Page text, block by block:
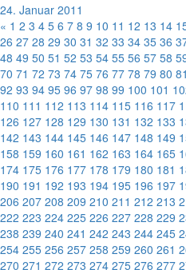
24. Januar 2011
« 1 2 3 4 5 6 7 8 9 10 11 12 13 14
26 27 28 29 30 31 32 33 34 35 36
48 49 50 51 52 53 54 55 56 57 58
70 71 72 73 74 75 76 77 78 79 80 81
92 93 94 95 96 97 98 99 100 101
110 111 112 113 114 115 116 117
126 127 128 129 130 131 132 133
142 143 144 145 146 147 148 149
158 159 160 161 162 163 164 165
174 175 176 177 178 179 180 181
190 191 192 193 194 195 196 197
206 207 208 209 210 211 212 213
222 223 224 225 226 227 228 229
238 239 240 241 242 243 244 245
254 255 256 257 258 259 260 261
270 271 272 273 274 275 276 277